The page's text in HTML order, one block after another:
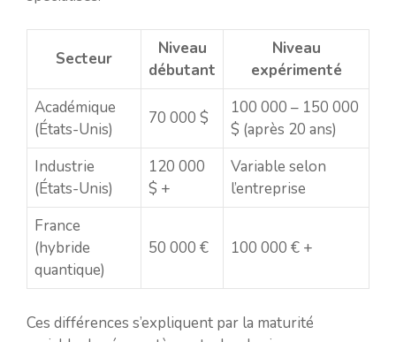
Secteur
Niveau
débutant
Niveau
expérimenté
Académique
(États-Unis)
70 000 $
100 000 – 150 000
$ (après 20 ans)
Industrie
(États-Unis)
120 000
$ +
Variable selon
l’entreprise
France
(hybride
quantique)
50 000 € 100 000 € +
Ces différences s’expliquent par la maturité